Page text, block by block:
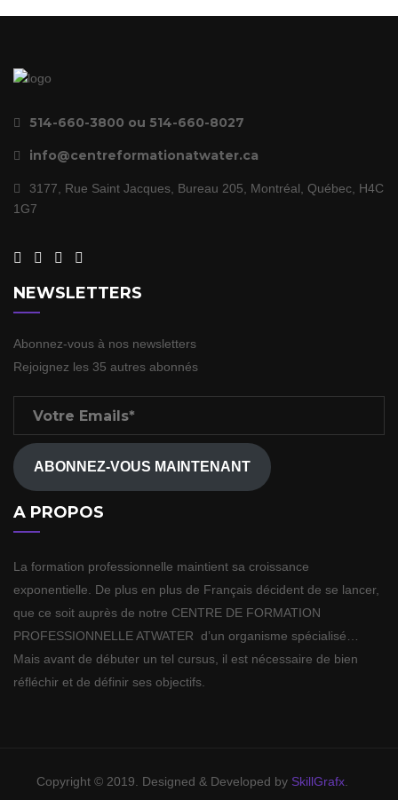
514-660-3800 ou 514-660-8027
info@centreformationatwater.ca
3177, Rue Saint Jacques, Bureau 205, Montréal, Québec, H4C
1G7
NEWSLETTERS
Abonnez-vous à nos newsletters
Rejoignez les 35 autres abonnés
Emails*
ABONNEZ-VOUS MAINTENANT
A PROPOS
La formation professionnelle maintient sa croissance
exponentielle. De plus en plus de Français décident de se lancer,
que ce soit auprès de notre CENTRE DE FORMATION
PROFESSIONNELLE ATWATER d’un organisme spécialisé…
Mais avant de débuter un tel cursus, il est nécessaire de bien
réfléchir et de définir ses objectifs.
Copyright © 2019. Designed & Developed by SkillGrafx